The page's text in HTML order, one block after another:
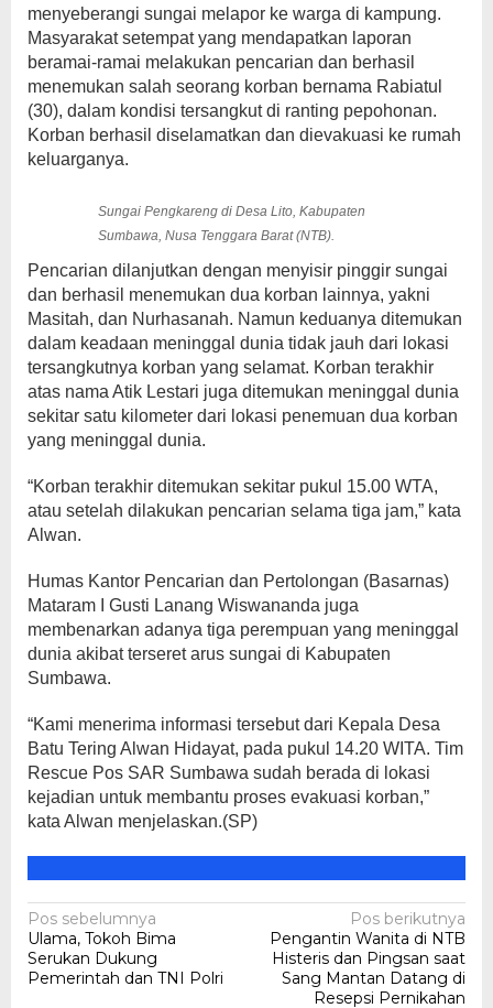
menyeberangi sungai melapor ke warga di kampung.
Masyarakat setempat yang mendapatkan laporan
beramai-ramai melakukan pencarian dan berhasil
menemukan salah seorang korban bernama Rabiatul
(30), dalam kondisi tersangkut di ranting pepohonan.
Korban berhasil diselamatkan dan dievakuasi ke rumah
keluarganya.
Sungai Pengkareng di Desa Lito, Kabupaten
Sumbawa, Nusa Tenggara Barat (NTB).
Pencarian dilanjutkan dengan menyisir pinggir sungai
dan berhasil menemukan dua korban lainnya, yakni
Masitah, dan Nurhasanah. Namun keduanya ditemukan
dalam keadaan meninggal dunia tidak jauh dari lokasi
tersangkutnya korban yang selamat. Korban terakhir
atas nama Atik Lestari juga ditemukan meninggal dunia
sekitar satu kilometer dari lokasi penemuan dua korban
yang meninggal dunia.
“Korban terakhir ditemukan sekitar pukul 15.00 WTA,
atau setelah dilakukan pencarian selama tiga jam,” kata
Alwan.
Humas Kantor Pencarian dan Pertolongan (Basarnas)
Mataram I Gusti Lanang Wiswananda juga
membenarkan adanya tiga perempuan yang meninggal
dunia akibat terseret arus sungai di Kabupaten
Sumbawa.
“Kami menerima informasi tersebut dari Kepala Desa
Batu Tering Alwan Hidayat, pada pukul 14.20 WITA. Tim
Rescue Pos SAR Sumbawa sudah berada di lokasi
kejadian untuk membantu proses evakuasi korban,”
kata Alwan menjelaskan.(SP)
Navigasi
pos
Pos sebelumnya
Ulama, Tokoh Bima
Serukan Dukung
Pemerintah dan TNI Polri
Pos berikutnya
Pengantin Wanita di NTB
Histeris dan Pingsan saat
Sang Mantan Datang di
Resepsi Pernikahan